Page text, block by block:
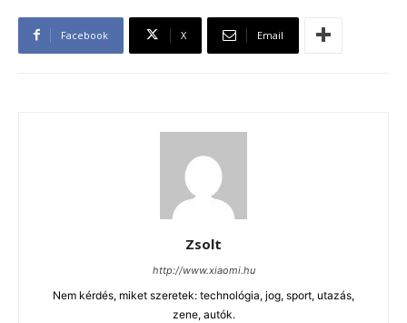
Facebook X Email
Zsolt
http://www.xiaomi.hu
Nem kérdés, miket szeretek: technológia, jog, sport, utazás,
zene, autók.